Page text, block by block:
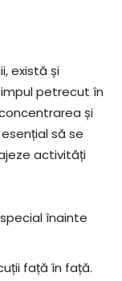
există și
petrecut în
și
să se
activități
înainte
față în față.